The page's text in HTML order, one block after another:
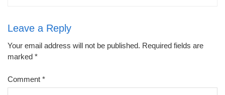
Leave a Reply
Your email address will not be published. Required fields are
marked *
Comment *